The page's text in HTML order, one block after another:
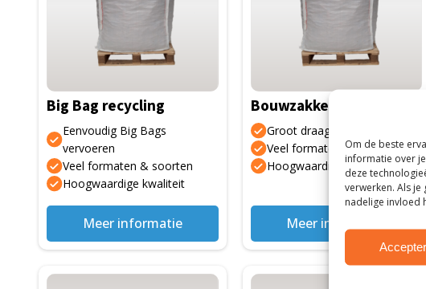
Om de beste
informatie over
deze
verwerken. Als
nadelige invloed
Big Bag recycling
Eenvoudig Big Bags
vervoeren
Veel formaten & soorten
Hoogwaardige kwaliteit
Meer informatie
Bouwzakken
Groot draagvermogen
Veel formaten & soorten
Hoogwaardige kwaliteit
Meer informatie